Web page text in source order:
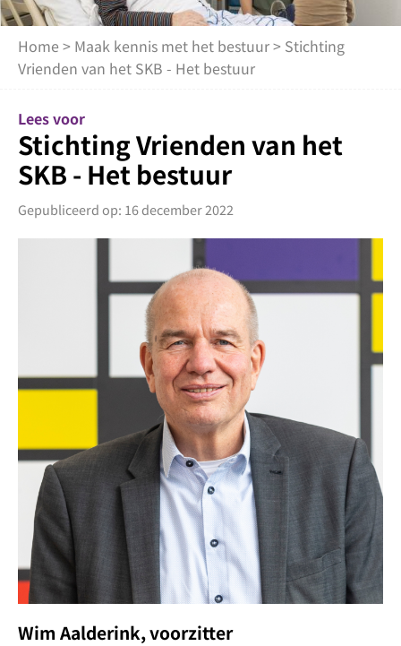
Home > Maak kennis met het bestuur> Stichting
Vrienden van het SKB - Het bestuur
Lees voor
Stichting Vrienden van het
SKB - Het bestuur
Gepubliceerd op: 16 december 2022
Wim Aalderink, voorzitter